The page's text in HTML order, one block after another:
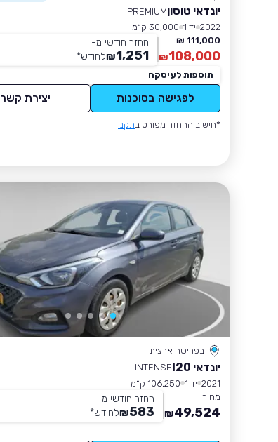
יונדאי טוסוןPREMIUM
2022 יד 1
30,000 ק״מ
111,000 ₪
108,000
₪
החזר חודשי מ-
1,251
₪לחודש*
תוספות לעיסקה
לפגישה בסוכנות יצירת קשר
*חישוב ההחזר מפורט בתקנון
בפריסה ארצית
יונדאי I20
INTENSE
2021 יד 1
106,250 ק״מ
מחיר
49,524
₪
החזר חודשי מ-
583
₪לחודש*